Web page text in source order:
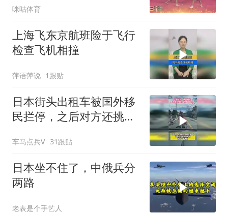
的成就
咪咕体育
上海飞东京航班险于飞行
检查飞机相撞
萍语萍说 1跟贴
日本街头出租车被国外移
民拦停，之后对方还挑衅
车马点兵V 31跟贴
日本坐不住了，中俄兵分
两路
老表是个手艺人